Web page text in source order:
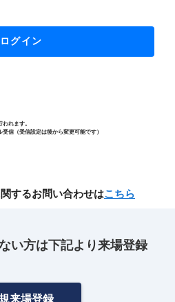
い方は下記より来場登録
来場登録
ログイン
れます。
信（受信設定は後から変更可能です）
するお問い合わせはこちら